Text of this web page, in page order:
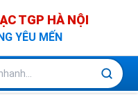
TGP HÀ NỘI
YÊU MẾN